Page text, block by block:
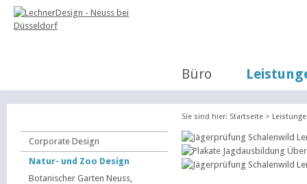
Büro
Sie sind hier: Startseite >
Corporate Design
Natur- und Zoo Design
Botanischer Garten Neuss,